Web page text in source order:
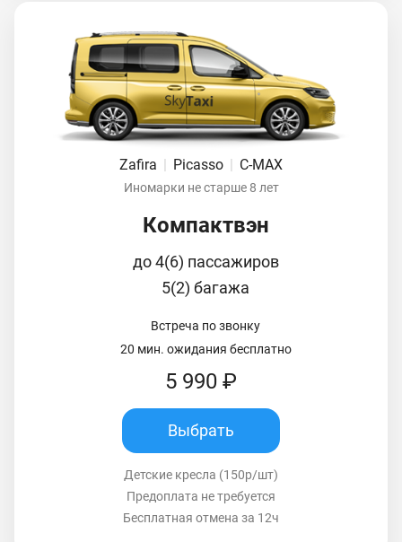
Zafira | Picasso | C-MAX
Иномарки не старше 8 лет
Компактвэн
до 4(6) пассажиров
5(2) багажа
Встреча по звонку
20 мин. ожидания бесплатно
5 990 ₽
Выбрать
Детские кресла (150р/шт)
Предоплата не требуется
Бесплатная отмена за 12ч